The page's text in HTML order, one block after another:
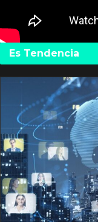
Es Tendencia